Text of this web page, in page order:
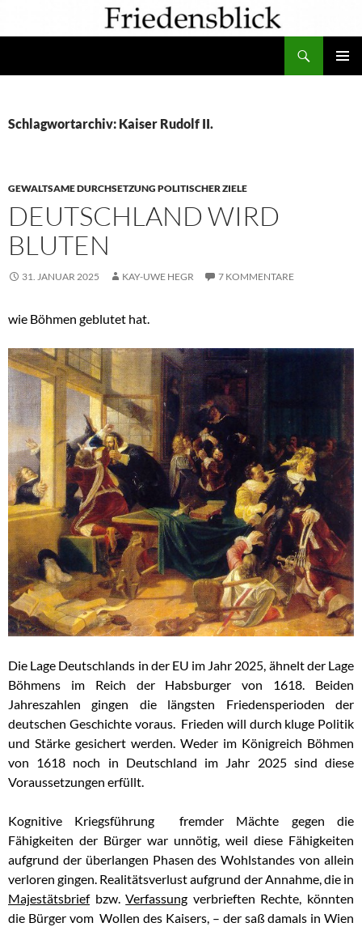
Schlagwortarchiv: Kaiser Rudolf II.
GEWALTSAME DURCHSETZUNG POLITISCHER ZIELE
DEUTSCHLAND WIRD
BLUTEN
31. JANUAR 2025 KAY-UWE HEGR 7 KOMMENTARE
wie Böhmen geblutet hat.
Die Lage Deutschlands in der EU im Jahr 2025, ähnelt der Lage
Böhmens im Reich der Habsburger von 1618. Beiden
Jahreszahlen gingen die längsten Friedensperioden der
deutschen Geschichte voraus. Frieden will durch kluge Politik
und Stärke gesichert werden. Weder im Königreich Böhmen
von 1618 noch in Deutschland im Jahr 2025 sind diese
Voraussetzungen erfüllt.
Kognitive Kriegsführung fremder Mächte gegen die
Fähigkeiten der Bürger war unnötig, weil diese Fähigkeiten
aufgrund der überlangen Phasen des Wohlstandes von allein
verloren gingen. Realitätsverlust aufgrund der Annahme, die in
Majestätsbriefbzw.Verfassung verbrieften Rechte, könnten
die Bürger vom Wollen des Kaisers, – der saß damals in Wien